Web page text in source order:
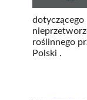
roślinnego
Polski .